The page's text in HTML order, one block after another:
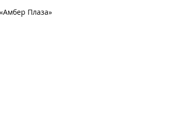
Плаза»